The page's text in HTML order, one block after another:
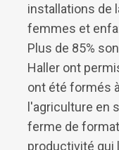
installations de
femmes et
Plus de 85%
Haller ont
ont été formés
l'agriculture en
ferme de
productivité qui